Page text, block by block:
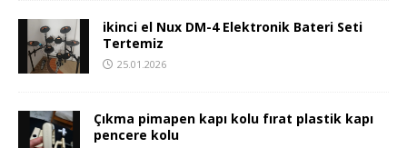
ikinci el Nux DM-4 Elektronik Bateri Seti
Tertemiz
25.01.2026
Çıkma pimapen kapı kolu fırat plastik kapı
pencere kolu